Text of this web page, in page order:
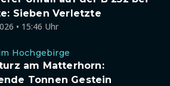
Sieben Verletzte
• 15:46 Uhr
Hochgebirge
am Matterhorn:
Tonnen Gestein